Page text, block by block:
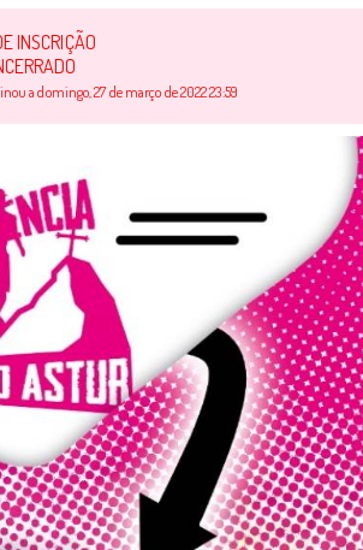
INSCRIÇÃO
a domingo, 27 de março de 2022 23:59